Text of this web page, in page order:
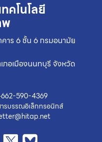
คโนโลยี
พ
าร 6 ชั้น 6 กรมอนามัย
อเมืองนนทบุรี จังหวัด
590-4369
รบรรณอิเล็กทรอนิกส์